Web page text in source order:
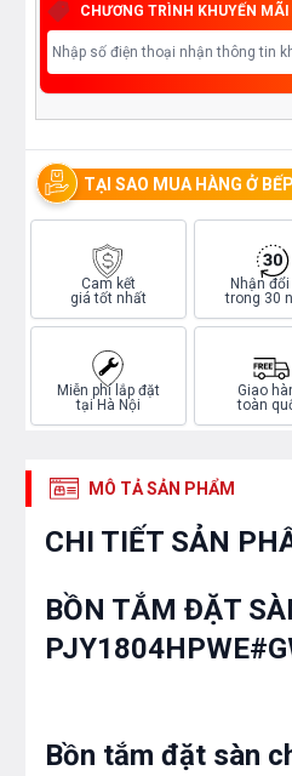
CHƯƠNG TRÌNH KHUYẾN MÃI
TẠI SAO MUA HÀNG Ở
Cam kết
giá tốt nhất
Nhận
trong 30
Miễn phí lắp đặt
tại Hà Nội
Giao
toàn
MÔ TẢ SẢN PHẨM
CHI TIẾT SẢN
BỒN TẮM ĐẶT
Bồn tắm đặt sàn